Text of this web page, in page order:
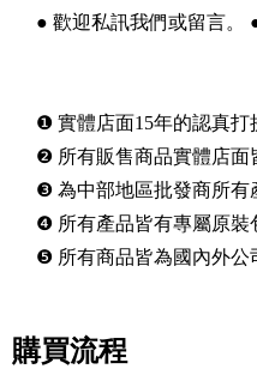
● 歡迎私訊我們或留言。
❶ 實體店面15年的認真打
❷ 所有販售商品實體店面
❸ 為中部地區批發商所有
❹ 所有產品皆有專屬原裝
❺ 所有商品皆為國內外公
購買流程